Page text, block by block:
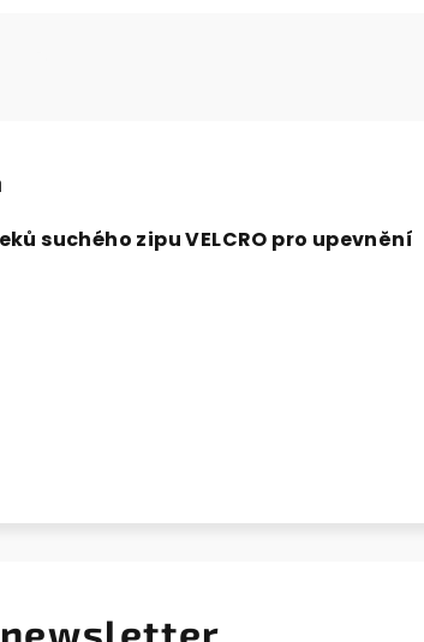
suchého zipu VELCRO pro upevnění